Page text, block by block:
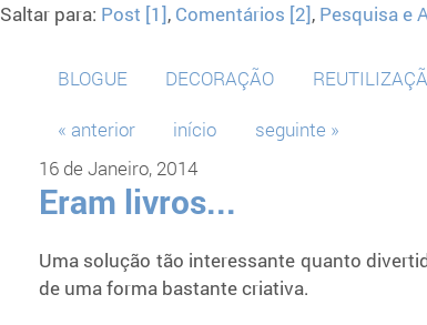
Saltar para: Post [1], Comentários [2], Pesquisa e
BLOGUE DECORAÇÃO
« anterior início
seguinte »
16 de Janeiro, 2014
Eram livros...
Uma solução tão interessante quanto
de uma forma bastante criativa.